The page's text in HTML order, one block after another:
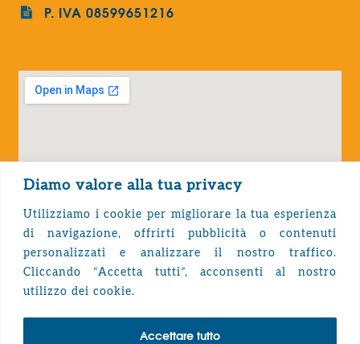
Diamo valore alla tua privacy
Utilizziamo i cookie per migliorare la tua esperienza
di navigazione, offrirti pubblicità o contenuti
personalizzati e analizzare il nostro traffico.
Cliccando “Accetta tutti”, acconsenti al nostro
utilizzo dei cookie.
Accettare tutto
P. IVA 08599651216
Privacy Policy